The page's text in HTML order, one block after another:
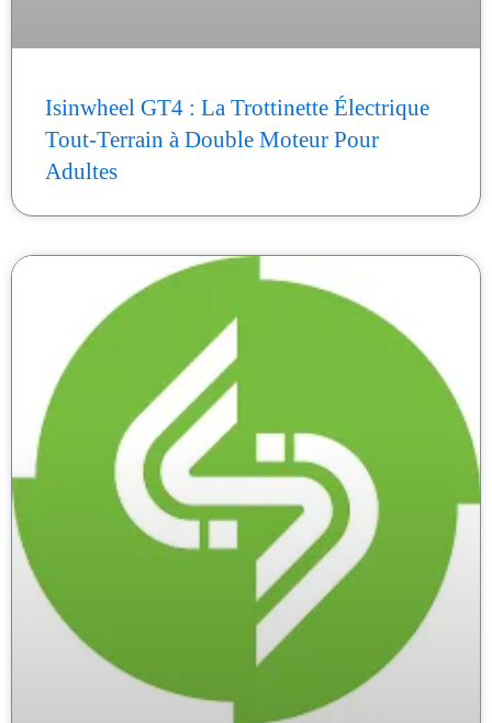
Isinwheel GT4 : La Trottinette Électrique
Tout-Terrain à Double Moteur Pour
Adultes